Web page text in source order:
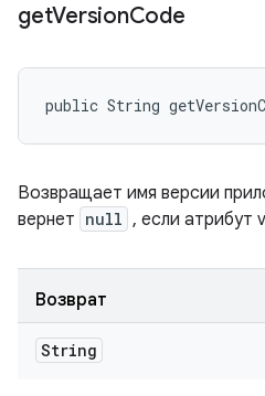
getVersionCode
public String
Возвращает имя версии
вернет null , если атрибут
Возврат
String